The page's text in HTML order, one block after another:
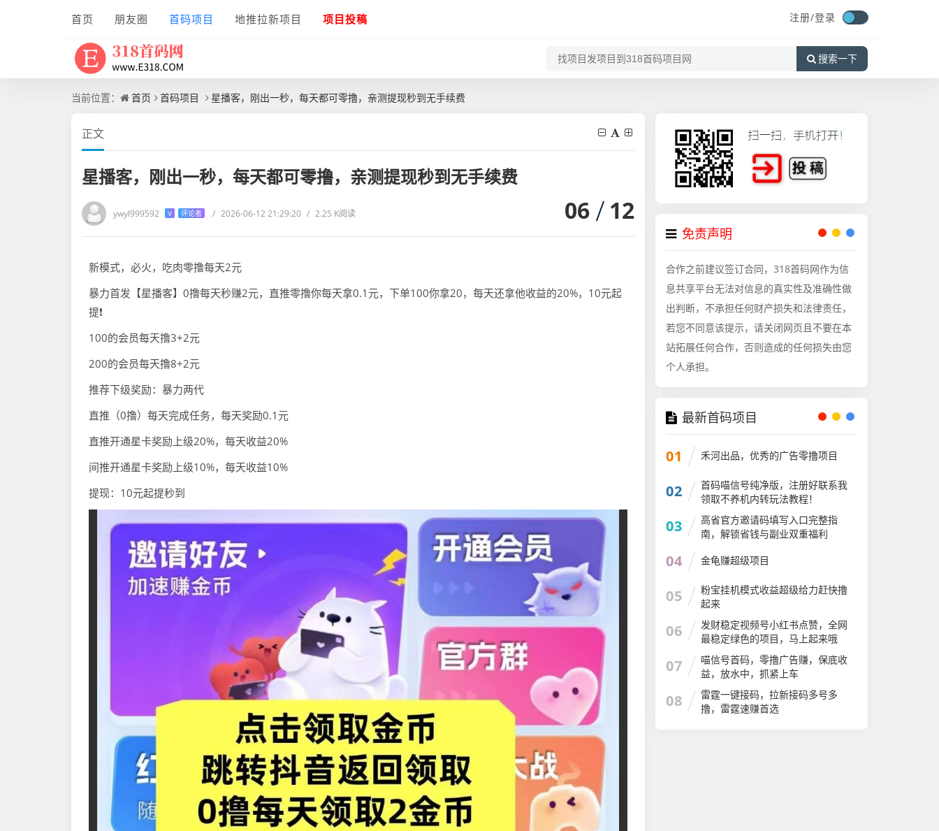
首页 朋友圈 首码项目 地推拉新项目 项目投稿 注册/登录
搜索一下
当前位置： 首页 首码项目 星播客，刚出一秒，每天都可零撸，亲测提现秒到无手续费
正文
星播客，刚出一秒，每天都可零撸，亲测提现秒到无手续费
ywyl999592 V 评论者 / 2026-06-12 21:29:20 / 2.25 K阅读 06 12
新模式，必火，吃肉零撸每天2元
暴力首发【星播客】0撸每天秒赚2元，直推零撸你每天拿0.1元，下单100你拿20，每天还拿他收益的20%，10元起
提❗️
100的会员每天撸3+2元
200的会员每天撸8+2元
推荐下级奖励：暴力两代
直推（0撸）每天完成任务，每天奖励0.1元
直推开通星卡奖励上级20%，每天收益20%
间推开通星卡奖励上级10%，每天收益10%
提现：10元起提秒到
免责声明
合作之前建议签订合同，318首码网作为信
息共享平台无法对信息的真实性及准确性做
出判断，不承担任何财产损失和法律责任，
若您不同意该提示，请关闭网页且不要在本
站拓展任何合作，否则造成的任何损失由您
个人承担。
最新首码项目
01 禾河出品，优秀的广告零撸项目
02
首码喵信号纯净版，注册好联系我
领取不养机内转玩法教程！
03
高省官方邀请码填写入口完整指
南，解锁省钱与副业双重福利
04 金龟赚超级项目
05
粉宝挂机模式收益超级给力赶快撸
起来
06
发财稳定视频号小红书点赞，全网
最稳定绿色的项目，马上起来哦
07
喵信号首码，零撸广告赚，保底收
益，放水中，抓紧上车
08
雷霆一键接码，拉新接码多号多
撸，雷霆速赚首选